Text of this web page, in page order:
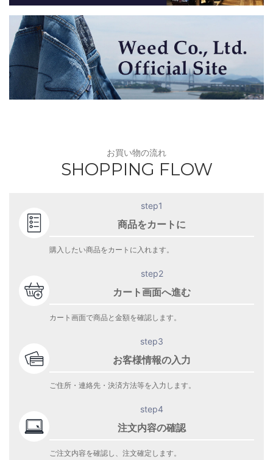
お買い物の流れ
SHOPPING FLOW
step1
商品をカートに
購入したい商品をカートに入れます。
step2
カート画面へ進む
カート画面で商品と金額を確認します。
step3
お客様情報の入力
ご住所・連絡先・決済方法等を入力します。
step4
注文内容の確認
ご注文内容を確認し、注文確定します。